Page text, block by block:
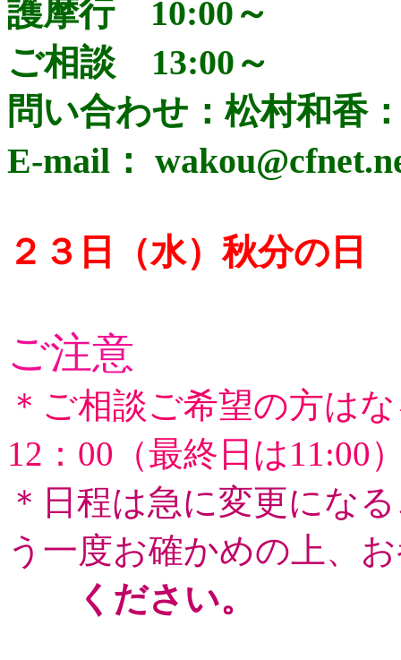
護摩行 10:00～
ご相談 13:00～
問い合わせ：松村和香
E-mail：
２３日（水）秋分の
ご注意
＊ご相談ご希望の方は
12：00（最終日は11:00
＊日程は急に変更にな
う一度お確かめの上、
ください。